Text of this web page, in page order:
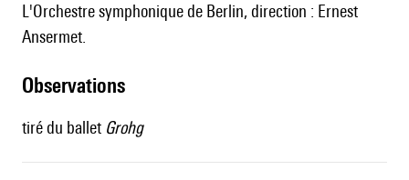
l'Orchestre symphonique de Berlin, direction : Ernest
Ansermet.
observations
tiré du ballet Grohg